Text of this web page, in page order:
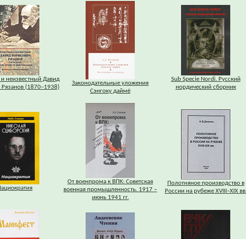
неизвестный Давид
(1870–1938)
Законодательные уложения
Сэнгоку даймё
Sub Specie Nordi. Русский
нордический сборник
От военпрома к ВПК: Советская
военная промышленность. 1917 –
июнь 1941 гг.
Полотняное производство в
России на рубеже XVIII–XIX вв.